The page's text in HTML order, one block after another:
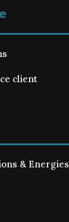
client
& Energies